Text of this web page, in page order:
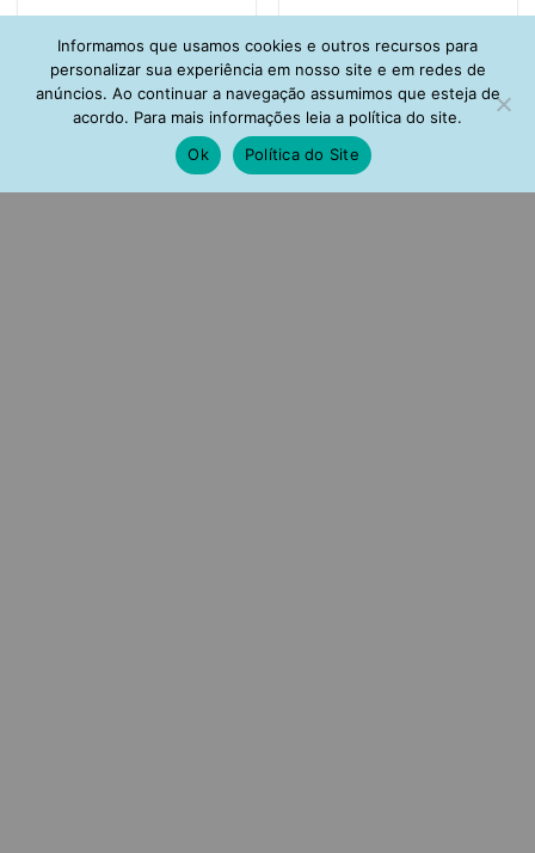
Informamos que usamos cookies e outros recursos para
personalizar sua experiência em nosso site e em redes de
anúncios. Ao continuar a navegação assumimos que esteja de
acordo. Para mais informações leia a política do site.
Ok
Política do Site